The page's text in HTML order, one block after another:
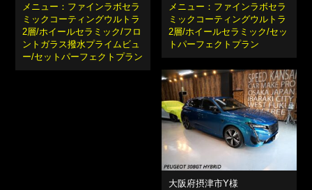
メニュー：ファインラボセラ
ミックコーティングウルトラ
2層/ホイールセラミック/フロ
ントガラス撥水プライムビュ
ー/セットパーフェクトプラン
メニュー：ファインラボセラ
ミックコーティングウルトラ
2層/ホイールセラミック/セッ
トパーフェクトプラン
大阪府摂津市Y様